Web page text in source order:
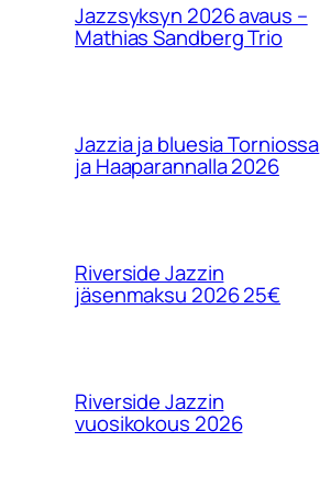
Jazzsyksyn 2026 avaus –
Mathias Sandberg Trio
Jazzia ja bluesia Torniossa
ja Haaparannalla 2026
Riverside Jazzin
jäsenmaksu 2026 25€
Riverside Jazzin
vuosikokous 2026